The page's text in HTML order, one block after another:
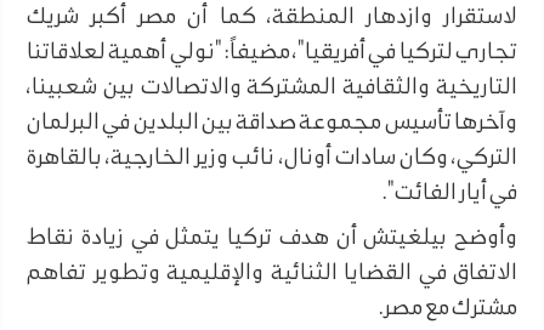
لاستقرار وازدهار المنطقة، كما أن مصر أكبر شريك
تجاري لتركيا في أفريقيا"، مضيفاً: "نولي أهمية لعلاقاتنا
التاريخية والثقافية المشتركة والاتصالات بين شعبينا،
وآخرها تأسيس مجموعة صداقة بين البلدين في البرلمان
التركي، وكان سادات أونال، نائب وزير الخارجية، بالقاهرة
في أيار الفائت".
وأوضح بيلغيتش أن هدف تركيا يتمثل في زيادة نقاط
الاتفاق في القضايا الثنائية والإقليمية وتطوير تفاهم
مشترك مع مصر.